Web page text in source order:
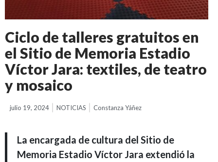
Ciclo de talleres gratuitos en
el Sitio de Memoria Estadio
Víctor Jara: textiles, de teatro
y mosaico
julio 19, 2024 NOTICIAS Constanza Yáñez
La encargada de cultura del Sitio de
Memoria Estadio Víctor Jara extendió la